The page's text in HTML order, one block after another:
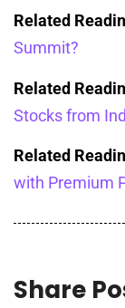
Related
Summit?
Related
Stocks from
Related
with Premium
Share